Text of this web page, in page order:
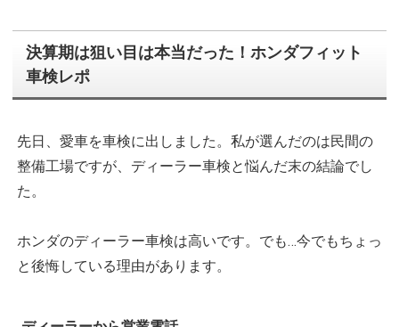
決算期は狙い目は本当だった！ホンダフィット
車検レポ
先日、愛車を車検に出しました。私が選んだのは民間の
整備工場ですが、ディーラー車検と悩んだ末の結論でし
た。
ホンダのディーラー車検は高いです。でも…今でもちょっ
と後悔している理由があります。